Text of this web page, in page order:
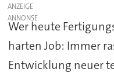
ANZEIGE
Wer heute
harten Job: Immer
Entwicklung neuer